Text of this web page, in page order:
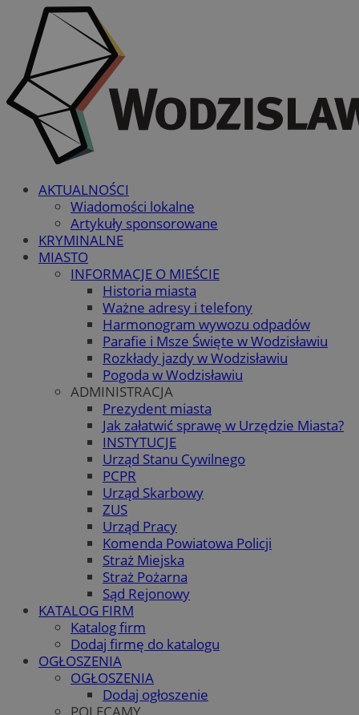
AKTUALNOŚCI
Wiadomości lokalne
Artykuły sponsorowane
KRYMINALNE
MIASTO
INFORMACJE O MIEŚCIE
Historia miasta
Ważne adresy i telefony
Harmonogram wywozu odpadów
Parafie i Msze Święte w Wodzisławiu
Rozkłady jazdy w Wodzisławiu
Pogoda w Wodzisławiu
ADMINISTRACJA
Prezydent miasta
Jak załatwić sprawę w Urzędzie Miasta?
INSTYTUCJE
Urząd Stanu Cywilnego
PCPR
Urząd Skarbowy
ZUS
Urząd Pracy
Komenda Powiatowa Policji
Straż Miejska
Straż Pożarna
Sąd Rejonowy
KATALOG FIRM
Katalog firm
Dodaj firmę do katalogu
OGŁOSZENIA
OGŁOSZENIA
Dodaj ogłoszenie